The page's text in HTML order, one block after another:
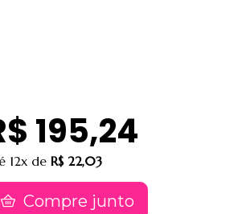
195,24
12x de R$ 22,03
Compre junto